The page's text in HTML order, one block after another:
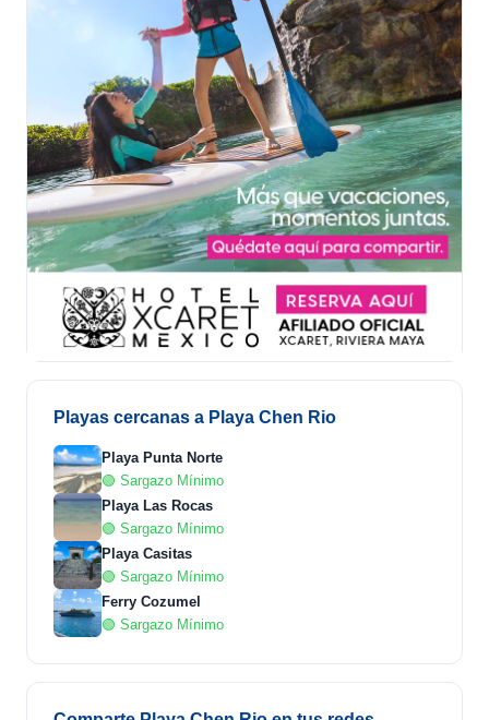
Playas cercanas a Playa Chen Rio
Playa Punta Norte
🟢 Sargazo Mínimo
Playa Las Rocas
🟢 Sargazo Mínimo
Playa Casitas
🟢 Sargazo Mínimo
Ferry Cozumel
🟢 Sargazo Mínimo